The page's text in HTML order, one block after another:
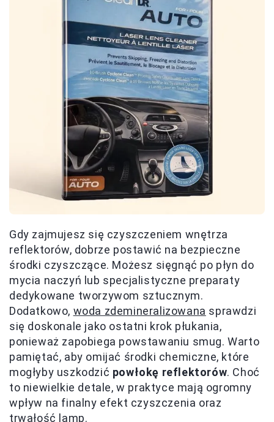
Gdy zajmujesz się czyszczeniem wnętrza
reflektorów, dobrze postawić na bezpieczne
środki czyszczące. Możesz sięgnąć po płyn do
mycia naczyń lub specjalistyczne preparaty
dedykowane tworzywom sztucznym.
Dodatkowo, woda zdemineralizowana sprawdzi
się doskonale jako ostatni krok płukania,
ponieważ zapobiega powstawaniu smug. Warto
pamiętać, aby omijać środki chemiczne, które
mogłyby uszkodzić powłokę reflektorów. Choć
to niewielkie detale, w praktyce mają ogromny
wpływ na finalny efekt czyszczenia oraz
trwałość lamp.